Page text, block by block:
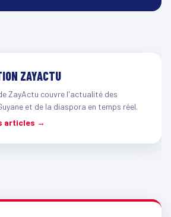
ZAYACTU
ZayActu couvre l'actualité des
et de la diaspora en temps réel.
articles →